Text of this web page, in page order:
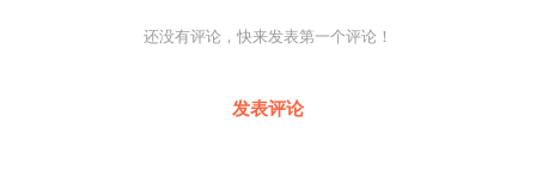
还没有评论，快来发表第一个评论！
发表评论